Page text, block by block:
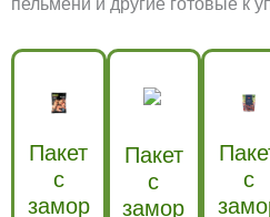
пельмени и другие готовые к
Пакет
с
замор
Пакет
с
замор
с